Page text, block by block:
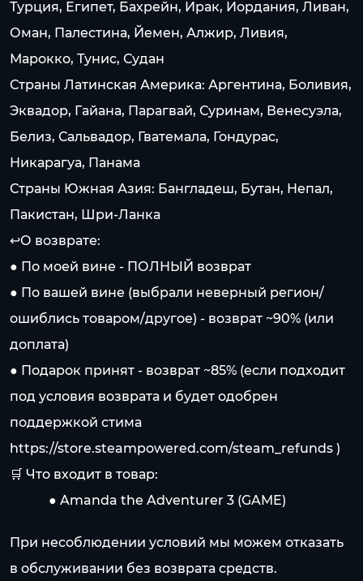
Турция, Египет, Бахрейн, Ирак, Иордания, Ливан,
Оман, Палестина, Йемен, Алжир, Ливия,
Марокко, Тунис, Судан
Страны Латинская Америка: Аргентина, Боливия,
Эквадор, Гайана, Парагвай, Суринам, Венесуэла,
Белиз, Сальвадор, Гватемала, Гондурас,
Никарагуа, Панама
Страны Южная Азия: Бангладеш, Бутан, Непал,
Пакистан, Шри-Ланка
↩️О возврате:
● По моей вине - ПОЛНЫЙ возврат
● По вашей вине (выбрали неверный регион/
ошиблись товаром/другое) - возврат ~90% (или
доплата)
● Подарок принят - возврат ~85% (если подходит
под условия возврата и будет одобрен
поддержкой стима
https://store.steampowered.com/steam_refunds )
🛒 Что входит в товар:
⠀⠀⠀⠀● Amanda the Adventurer 3 (GAME)
При несоблюдении условий мы можем отказать
в обслуживании без возврата средств.